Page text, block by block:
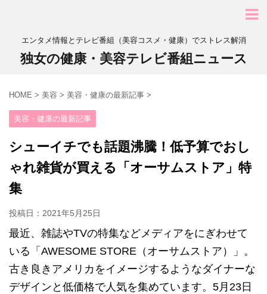
エンタメ情報とテレビ番組（美容コスメ・健康）でストレス解消
独女の健康・美容テレビ番組ニュース
HOME > 美容 > 美容・健康の最新記事 >
美容・健康の最新記事
シューイチでも話題沸騰！低予算でおし
ゃれ雑貨が買える「オーサムストア」特
集
投稿日： 2021年5月25日
最近、雑誌やTVの特集などメディアをにぎわせて
いる「AWESOME STORE（オーサムストア）」。
古き良きアメリカをイメージするようなダイナーな
デザインと低価格で人気を集めています。5月23日